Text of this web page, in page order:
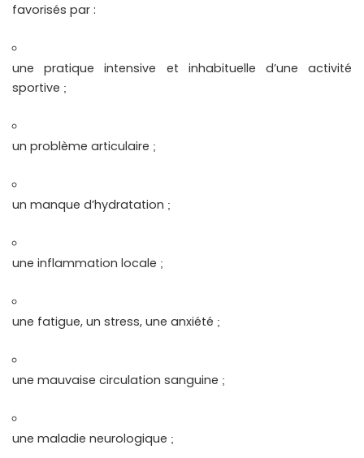
favorisés par :
une pratique intensive et inhabituelle d’une activité
sportive ;
un problème articulaire ;
un manque d’hydratation ;
une inflammation locale ;
une fatigue, un stress, une anxiété ;
une mauvaise circulation sanguine ;
une maladie neurologique ;